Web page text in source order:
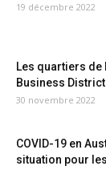
19 décembre 2022
Les quartiers de
Business District
30 novembre 2022
COVID-19 en
situation pour